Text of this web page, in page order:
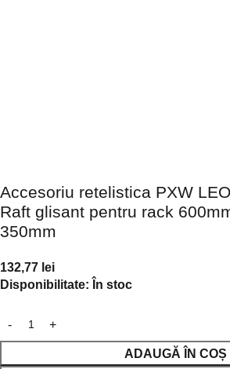
Accesoriu retelistica PXW
Raft glisant pentru rack
350mm
132,77 lei
Disponibilitate: În stoc
ADAUGĂ ÎN COȘ